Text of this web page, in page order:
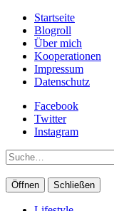
Startseite
Blogroll
Über mich
Kooperationen
Impressum
Datenschutz
Facebook
Twitter
Instagram
Suche
Öffnen Schließen